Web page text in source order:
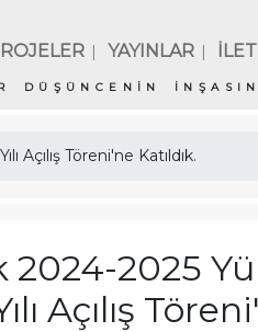
| YAYINLAR |
DÜŞÜNCENİN
Açılış Töreni'ne Katıldık.
2024-2025
Açılış